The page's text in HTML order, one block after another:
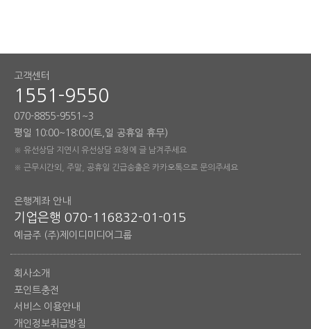
고객센터
1551-9550
070-8855-9551~3
평일 10:00~18:00(토,일 공휴일 휴무)
※ 유선상담 지연시 유선상담 요청에 글 남겨주세요
※ 근무시간외, 주말, 공휴일 긴급송출은 카카오톡으로 문의주세요
은행계좌 안내
기업은행 070-116832-01-015
예금주 (주)제이디미디어그룹
회사소개
포인트충전
서비스 이용안내
개인정보취급방침